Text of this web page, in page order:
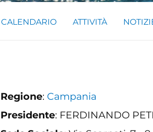
CALENDARIO ATTIVITÀ
Regione: Campania
Presidente: FERDINANDO